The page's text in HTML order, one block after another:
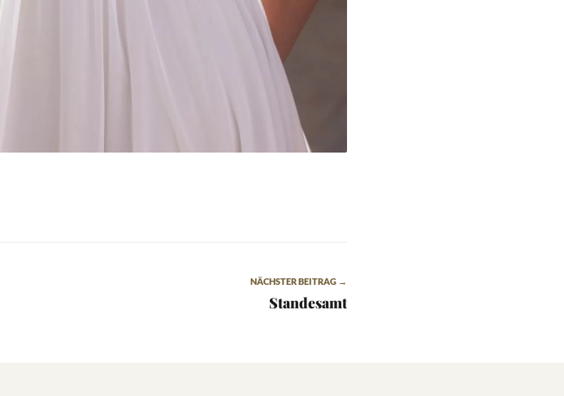
NÄCHSTER BEITRAG →
Standesamt